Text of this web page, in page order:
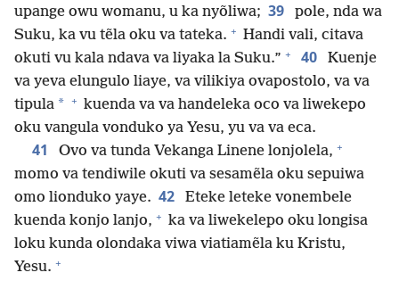
upange owu womanu, u ka nyõliwa; 39
pole, nda wa
Suku, ka vu tẽla oku va tateka. + Handi vali, citava
okuti vu kala ndava va liyaka la Suku.” + 40
Kuenje
va yeva elungulo liaye, va vilikiya ovapostolo, va va
tipula * + kuenda va va handeleka oco va liwekepo
oku vangula vonduko ya Yesu, yu va va eca.
41 Ovo va tunda Vekanga Linene lonjolela, +
momo va tendiwile okuti va sesamẽla oku sepuiwa
omo lionduko yaye. 42
Eteke leteke vonembele
kuenda konjo lanjo, + ka va liwekelepo oku longisa
loku kunda olondaka viwa viatiamẽla ku Kristu,
Yesu. +